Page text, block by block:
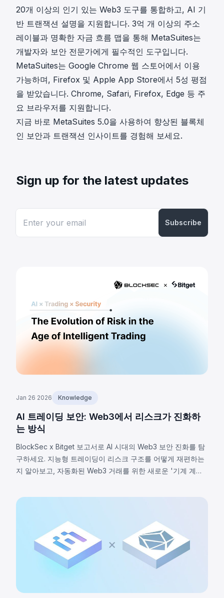
20개 이상의 인기 있는 Web3 도구를 통합하고, AI 기
반 트랜잭션 설명을 지원합니다. 3억 개 이상의 주소
레이블과 명확한 자금 흐름 맵을 통해 MetaSuites는
개발자와 보안 전문가에게 필수적인 도구입니다.
MetaSuites는 Google Chrome 웹 스토어에서 이용
가능하며, Firefox 및 Apple App Store에서 5성 평점
을 받았습니다. Chrome, Safari, Firefox, Edge 등 주
요 브라우저를 지원합니다.
지금 바로 MetaSuites 5.0을 사용하여 향상된 블록체
인 보안과 트랜잭션 인사이트를 경험해 보세요.
Sign up for the latest updates
Subscribe
Jan 26 2026 Knowledge
AI 트레이딩 보안: Web3에서 리스크가 진화하
는 방식
BlockSec x Bitget 보고서로 AI 시대의 Web3 보안 진화를 탐
구하세요. 지능형 트레이딩이 리스크 구조를 어떻게 재편하는
지 알아보고, 자동화된 Web3 거래를 위한 새로운 '기계 계획·